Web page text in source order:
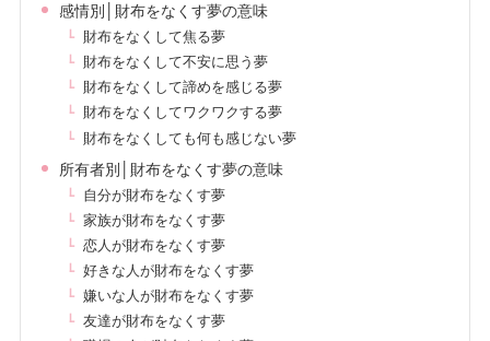
感情別│財布をなくす夢の意味
財布をなくして焦る夢
財布をなくして不安に思う夢
財布をなくして諦めを感じる夢
財布をなくしてワクワクする夢
財布をなくしても何も感じない夢
所有者別│財布をなくす夢の意味
自分が財布をなくす夢
家族が財布をなくす夢
恋人が財布をなくす夢
好きな人が財布をなくす夢
嫌いな人が財布をなくす夢
友達が財布をなくす夢